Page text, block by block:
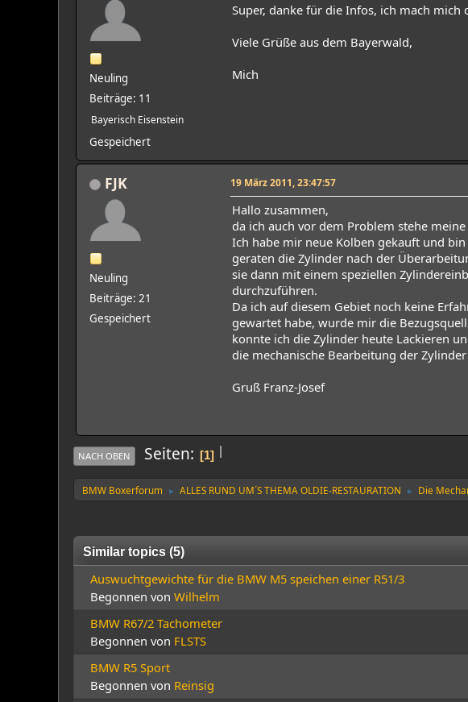
Neuling
Beiträge: 11
Bayerisch Eisenstein
Gespeichert
Super, danke für die Infos, ich mach mich
Viele Grüße aus dem Bayerwald,
Mich
FJK
Neuling
Beiträge: 21
Gespeichert
19 März 2011, 23:47:57
Hallo zusammen,
da ich auch vor dem Problem stehe
Ich habe mir neue Kolben gekauft und
geraten die Zylinder nach der
sie dann mit einem speziellen
durchzuführen.
Da ich auf diesem Gebiet noch keine
gewartet habe, wurde mir die
konnte ich die Zylinder heute Lackieren
die mechanische Bearbeitung der
Gruß Franz-Josef
|
NACH OBEN Seiten 1
BMW Boxerforum ► ALLES RUND UM´S THEMA OLDIE-RESTAURATION ► Die
Similar topics (5)
Auswuchtgewichte für die BMW M5 speichen einer R51/3
Begonnen von Wilhelm
BMW R67/2 Tachometer
Begonnen von FLSTS
BMW R5 Sport
Begonnen von Reinsig